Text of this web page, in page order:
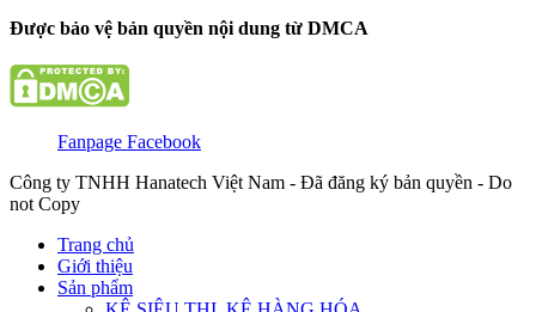
Được bảo vệ bản quyền nội dung từ DMCA
Fanpage Facebook
Công ty TNHH Hanatech Việt Nam - Đã đăng ký bản quyền - Do
not Copy
Trang chủ
Giới thiệu
Sản phẩm